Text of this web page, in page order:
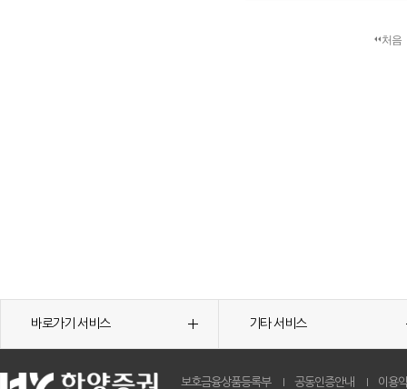
처음
바로가기 서비스 기타 서비스
보호금융상품등록부 공동인증안내 이용